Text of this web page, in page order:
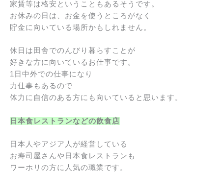
家賃等は格安ということもあるそうです。
お休みの日は、お金を使うところがなく
貯金に向いている場所かもしれません。
休日は田舎でのんびり暮らすことが
好きな方に向いているお仕事です。
1日中外での仕事になり
力仕事もあるので
体力に自信のある方にも向いていると思います。
日本食レストランなどの飲食店
日本人やアジア人が経営している
お寿司屋さんや日本食レストランも
ワーホリの方に人気の職業です。